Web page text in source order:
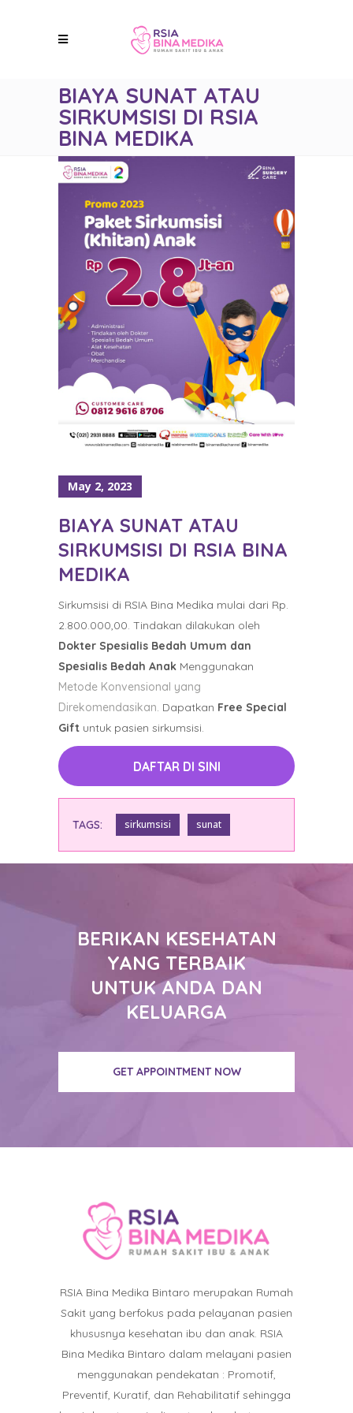
BIAYA SUNAT ATAU
SIRKUMSISI DI RSIA
BINA MEDIKA
May 2, 2023
BIAYA SUNAT ATAU
SIRKUMSISI DI RSIA BINA
MEDIKA
Sirkumsisi di RSIA Bina Medika mulai dari Rp.
2.800.000,00. Tindakan dilakukan oleh
Dokter Spesialis Bedah Umum dan
Spesialis Bedah Anak Menggunakan
Metode Konvensional yang
Direkomendasikan. Dapatkan Free Special
Gift untuk pasien sirkumsisi.
DAFTAR DI SINI
TAGS: sirkumsisi sunat
BERIKAN KESEHATAN
YANG TERBAIK
UNTUK ANDA DAN
KELUARGA
GET APPOINTMENT NOW
RSIA Bina Medika Bintaro merupakan Rumah
Sakit yang berfokus pada pelayanan pasien
khususnya kesehatan ibu dan anak. RSIA
Bina Medika Bintaro dalam melayani pasien
menggunakan pendekatan : Promotif,
Preventif, Kuratif, dan Rehabilitatif sehingga